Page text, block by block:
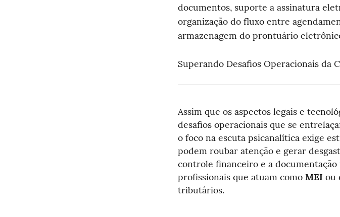
documentos, suporte a assinatura
organização do fluxo entre
armazenagem do prontuário
Superando Desafios Operacionais da
Assim que os aspectos legais e
desafios operacionais que se
o foco na escuta psicanalítica exige
podem roubar atenção e gerar
controle financeiro e a
profissionais que atuam como MEI ou
tributários.